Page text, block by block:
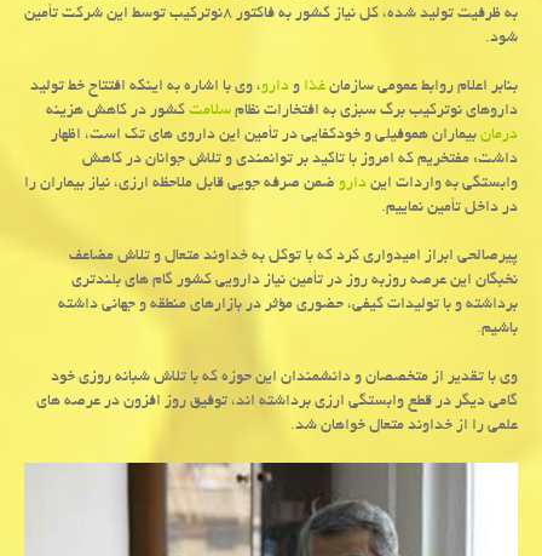
به ظرفیت تولید شده، كل نیاز كشور به فاكتور ۸نوتركیب توسط این شركت تأمین
شود.
بنابر اعلام روابط عمومی سازمانغذاودارو، وی با اشاره به اینكه افتتاح خط تولید
داروهای نوتركیب برگ سبزی به افتخارات نظامسلامتكشور در كاهش هزینه
درمانبیماران هموفیلی و خودكفایی در تأمین این داروی های تك است، اظهار
داشت: مفتخریم كه امروز با تاكید بر توانمندی و تلاش جوانان در كاهش
وابستگی به واردات اینداروضمن صرفه جویی قابل ملاحظه ارزی، نیاز بیماران را
در داخل تأمین نماییم.
پیرصالحی ابراز امیدواری كرد كه با توكل به خداوند متعال و تلاش مضاعف
نخبگان این عرصه روزبه روز در تأمین نیاز دارویی كشور گام های بلندتری
برداشته و با تولیدات كیفی، حضوری مؤثر در بازارهای منطقه و جهانی داشته
باشیم.
وی با تقدیر از متخصصان و دانشمندان این حوزه كه با تلاش شبانه روزی خود
گامی دیگر در قطع وابستگی ارزی برداشته اند، توفیق روز افزون در عرصه های
علمی را از خداوند متعال خواهان شد.